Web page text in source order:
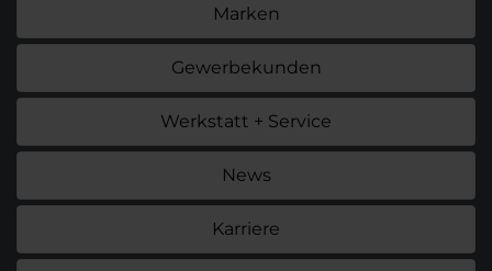
Marken
Gewerbekunden
Werkstatt + Service
News
Karriere